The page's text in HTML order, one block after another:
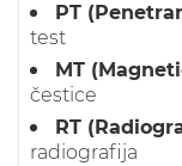
PT
test
MT
čestice
RT
radiografija